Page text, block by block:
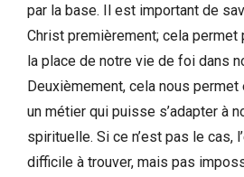
par la base. Il est important de
Christ premièrement; cela
la place de notre vie de foi dans
Deuxièmement, cela nous
un métier qui puisse s’adapter à
spirituelle. Si ce n’est pas le cas,
difficile à trouver, mais pas